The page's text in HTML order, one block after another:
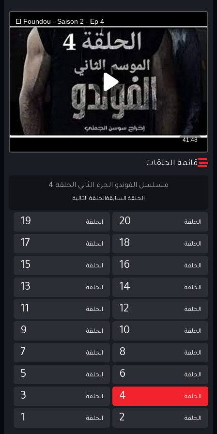
قائمة الحلقات
مسلسل الفوندو الجزء الثاني الحلقة 4
الحلقة السابقةالحلقة التالية
الحلقة 20 الحلقة 19
الحلقة 18 الحلقة 17
الحلقة 16 الحلقة 15
الحلقة 14 الحلقة 13
الحلقة 12 الحلقة 11
الحلقة 10 الحلقة 9
الحلقة 8 الحلقة 7
الحلقة 6 الحلقة 5
الحلقة 4 الحلقة 3
الحلقة 2 الحلقة 1